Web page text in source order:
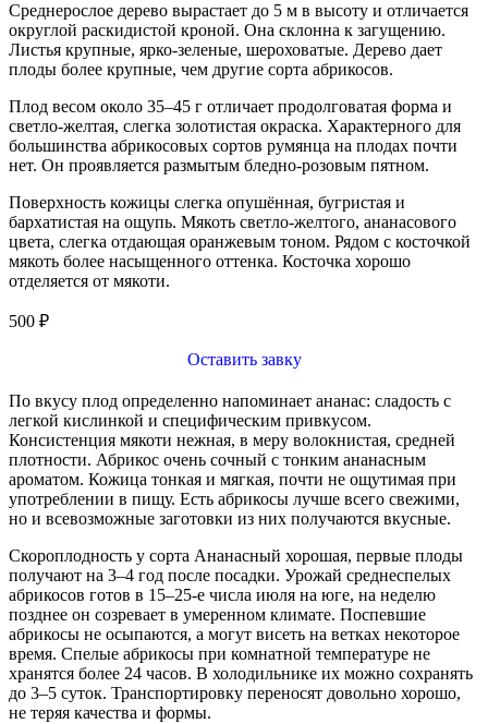
Среднерослое дерево вырастает до 5 м в высоту и отличается
округлой раскидистой кроной. Она склонна к загущению.
Листья крупные, ярко-зеленые, шероховатые. Дерево дает
плоды более крупные, чем другие сорта абрикосов.
Плод весом около 35–45 г отличает продолговатая форма и
светло-желтая, слегка золотистая окраска. Характерного для
большинства абрикосовых сортов румянца на плодах почти
нет. Он проявляется размытым бледно-розовым пятном.
Поверхность кожицы слегка опушённая, бугристая и
бархатистая на ощупь. Мякоть светло-желтого, ананасового
цвета, слегка отдающая оранжевым тоном. Рядом с косточкой
мякоть более насыщенного оттенка. Косточка хорошо
отделяется от мякоти.
500 ₽
Оставить завку
По вкусу плод определенно напоминает ананас: сладость с
легкой кислинкой и специфическим привкусом.
Консистенция мякоти нежная, в меру волокнистая, средней
плотности. Абрикос очень сочный с тонким ананасным
ароматом. Кожица тонкая и мягкая, почти не ощутимая при
употреблении в пищу. Есть абрикосы лучше всего свежими,
но и всевозможные заготовки из них получаются вкусные.
Скороплодность у сорта Ананасный хорошая, первые плоды
получают на 3–4 год после посадки. Урожай среднеспелых
абрикосов готов в 15–25-е числа июля на юге, на неделю
позднее он созревает в умеренном климате. Поспевшие
абрикосы не осыпаются, а могут висеть на ветках некоторое
время. Спелые абрикосы при комнатной температуре не
хранятся более 24 часов. В холодильнике их можно сохранять
до 3–5 суток. Транспортировку переносят довольно хорошо,
не теряя качества и формы.